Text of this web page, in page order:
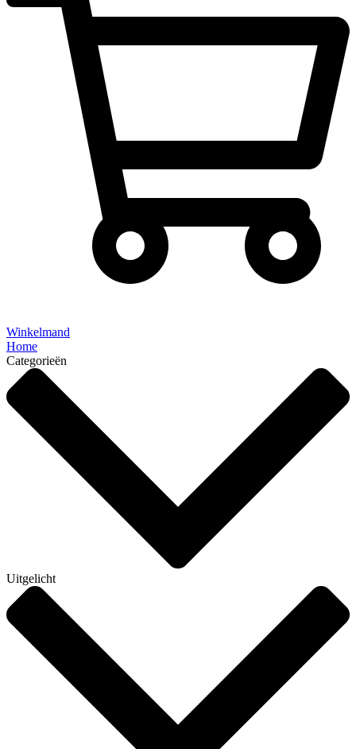
Winkelmand
Home
Categorieën
Uitgelicht